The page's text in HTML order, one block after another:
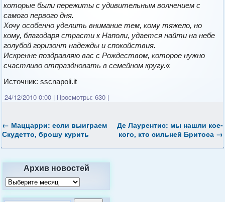
которые были пережиты с удивительным волнением с
самого первого дня.
Хочу особенно уделить внимание тем, кому тяжело, но
кому, благодаря страсти к Наполи, удается найти на небе
голубой горизонт надежды и спокойствия.
Искренне поздравляю вас с Рождеством, которое нужно
счастливо отпраздновать в семейном кругу.«
Источник: sscnapoli.it
24/12/2010 0:00 | Просмотры: 630 |
← Маццарри: если выиграем
Скудетто, брошу курить
Де Лаурентис: мы нашли кое-
кого, кто сильней Бритоса →
Архив новостей